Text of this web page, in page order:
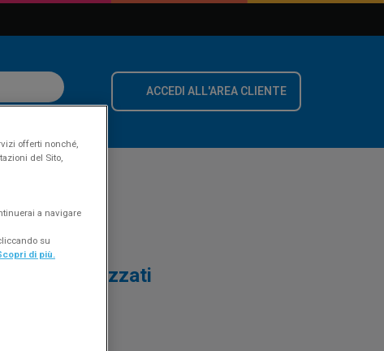
ACCEDI ALL'AREA CLIENTE
sincronizzati
offerti nonché,
del Sito,
a navigare
su
di più.